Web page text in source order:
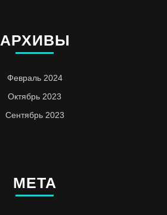
АРХИВЫ
Февраль 2024
Октябрь 2023
Сентябрь 2023
МЕТА